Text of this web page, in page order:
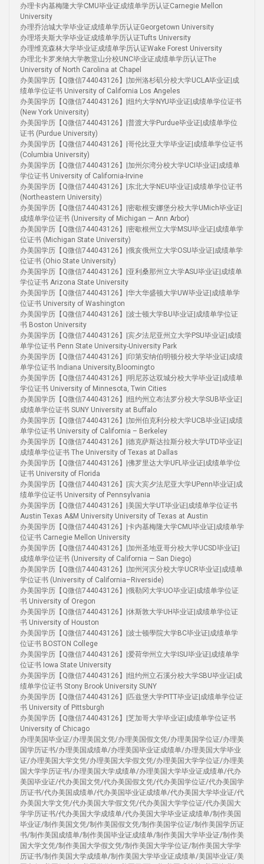
办理卡内基梅隆大学CMU毕业证成绩单学历认证Carnegie Mellon
University
办理乔治城大学毕业证成绩单学历认证Georgetown University
办理塔夫斯大学毕业证成绩单学历认证Tufts University
办理维克森林大学毕业证成绩单学历认证Wake Forest University
办理北卡罗来纳大学教堂山分校UNC毕业证成绩单学历认证The
University of North Carolina at Chapel
办美国学历【Q微信744043126】|加州洛杉矶分校大学UCLA毕业证|成
绩单学位证书 University of California Los Angeles
办美国学历【Q微信744043126】|纽约大学NYU毕业证|成绩单学位证书
(New York University)
办美国学历【Q微信744043126】|普渡大学Purdue毕业证|成绩单学位
证书 (Purdue University)
办美国学历【Q微信744043126】|哥伦比亚大学毕业证|成绩单学位证书
(Columbia University)
办美国学历【Q微信744043126】|加州尔湾分校大学UCI毕业证|成绩单
学位证书 University of California-Irvine
办美国学历【Q微信744043126】|东北大学NEU毕业证|成绩单学位证书
(Northeastern University)
办美国学历【Q微信744043126】|密歇根安娜堡分校大学UMich毕业证|
成绩单学位证书 (University of Michigan — Ann Arbor)
办美国学历【Q微信744043126】|密歇根州立大学MSU毕业证|成绩单学
位证书 (Michigan State University)
办美国学历【Q微信744043126】|俄亥俄州立大学OSU毕业证|成绩单学
位证书 (Ohio State University)
办美国学历【Q微信744043126】|亚利桑那州立大学ASU毕业证|成绩单
学位证书 Arizona State University
办美国学历【Q微信744043126】|华大华盛顿大学UW毕业证|成绩单学
位证书 University of Washington
办美国学历【Q微信744043126】|波士顿大学BU毕业证|成绩单学位证
书 Boston University
办美国学历【Q微信744043126】|宾夕法尼亚州立大学PSU毕业证|成绩
单学位证书 Penn State University-University Park
办美国学历【Q微信744043126】|印第安纳伯明顿分校大学毕业证|成绩
单学位证书 Indiana University,Bloomingto
办美国学历【Q微信744043126】|明尼苏达双城分校大学毕业证|成绩单
学位证书 University of Minnesota, Twin Cities
办美国学历【Q微信744043126】|纽约州立布法罗分校大学SUB毕业证|
成绩单学位证书 SUNY University at Buffalo
办美国学历【Q微信744043126】|加州伯克利分校大学UCB毕业证|成绩
单学位证书 University of California – Berkeley
办美国学历【Q微信744043126】|德克萨斯达拉斯分校大学UTD毕业证|
成绩单学位证书 The University of Texas at Dallas
办美国学历【Q微信744043126】|佛罗里达大学UFL毕业证|成绩单学位
证书 University of Florida
办美国学历【Q微信744043126】|宾大宾夕法尼亚大学UPenn毕业证|成
绩单学位证书 University of Pennsylvania
办美国学历【Q微信744043126】|美国大学UT毕业证|成绩单学位证书
Austin Texas A&M University University of Texas at Austin
办美国学历【Q微信744043126】|卡内基梅隆大学CMU毕业证|成绩单学
位证书 Carnegie Mellon University
办美国学历【Q微信744043126】|加州圣地亚哥分校大学UCSD毕业证|
成绩单学位证书 (University of California — San Diego)
办美国学历【Q微信744043126】|加州河滨分校大学UCR毕业证|成绩单
学位证书 (University of California–Riverside)
办美国学历【Q微信744043126】|俄勒冈大学UO毕业证|成绩单学位证
书 University of Oregon
办美国学历【Q微信744043126】|休斯敦大学UH毕业证|成绩单学位证
书 University of Houston
办美国学历【Q微信744043126】|波士顿學院大学BC毕业证|成绩单学
位证书 BOSTON College
办美国学历【Q微信744043126】|爱荷华州立大学ISU毕业证|成绩单学
位证书 Iowa State University
办美国学历【Q微信744043126】|纽约州立石溪分校大学SBU毕业证|成
绩单学位证书 Stony Brook University SUNY
办美国学历【Q微信744043126】|匹兹堡大学PITT毕业证|成绩单学位证
书 University of Pittsburgh
办美国学历【Q微信744043126】|芝加哥大学毕业证|成绩单学位证书
University of Chicago
办理美国毕业证/办理美国文凭/办理美国假文凭/办理美国学位证/办理美
国学历证书/办理美国成绩单/办理美国毕业证成绩单/办理美国大学毕业
证/办理美国大学文凭/办理美国大学假文凭/办理美国大学学位证/办理美
国大学学历证书/办理美国大学成绩单/办理美国大学毕业证成绩单/代办
美国毕业证/代办美国文凭/代办美国假文凭/代办美国学位证/代办美国学
历证书/代办美国成绩单/代办美国毕业证成绩单/代办美国大学毕业证/代
办美国大学文凭/代办美国大学假文凭/代办美国大学学位证/代办美国大
学学历证书/代办美国大学成绩单/代办美国大学毕业证成绩单/制作美国
毕业证/制作美国文凭/制作美国假文凭/制作美国学位证/制作美国学历证
书/制作美国成绩单/制作美国毕业证成绩单/制作美国大学毕业证/制作美
国大学文凭/制作美国大学假文凭/制作美国大学学位证/制作美国大学学
历证书/制作美国大学成绩单/制作美国大学毕业证成绩单/美国毕业证/美